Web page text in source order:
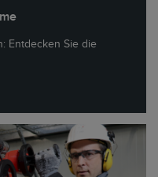
Entdecken Sie die